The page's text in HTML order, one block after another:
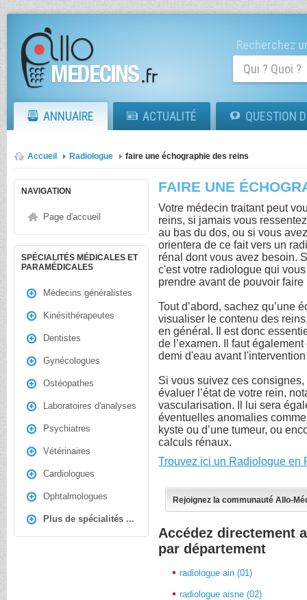
Recherchez
ANNUAIRE ACTUALITÉ QUESTION
Accueil Radiologue faire une échographie des reins
NAVIGATION
Page d'accueil
SPÉCIALITÉS MÉDICALES ET
PARAMÉDICALES
Médecins généralistes
Kinésithérapeutes
Dentistes
Gynécologues
Ostéopathes
Laboratoires d'analyses
Psychiatres
Vétérinaires
Cardiologues
Ophtalmologues
Plus de spécialités ...
FAIRE UNE
Votre médecin traitant peut
reins, si jamais vous
au bas du dos, ou si vous
orientera de ce fait vers un
rénal dont vous avez besoin.
c'est votre radiologue qui
prendre avant de pouvoir
Tout d’abord, sachez qu’une
visualiser le contenu des
en général. Il est donc
de l’examen. Il faut
demi d'eau avant
Si vous suivez ces
évaluer l’état de votre rein,
vascularisation. Il lui sera
éventuelles anomalies
kyste ou d’une tumeur, ou
calculs rénaux.
Trouvez ici un Radiologue en
Rejoignez la communauté Allo-
Accédez directement
par département
radiologue ain (01)
radiologue aisne (02)